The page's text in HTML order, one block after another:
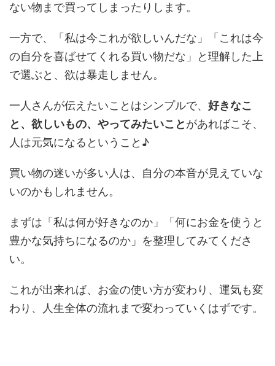
ない物まで買ってしまったりします。
一方で、「私は今これが欲しいんだな」「これは今
の自分を喜ばせてくれる買い物だな」と理解した上
で選ぶと、欲は暴走しません。
一人さんが伝えたいことはシンプルで、 好きなこ
と、欲しいもの、やってみたいことがあればこそ、
人は元気になるということ♪
買い物の迷いが多い人は、自分の本音が見えていな
いのかもしれません。
まずは「私は何が好きなのか」「何にお金を使うと
豊かな気持ちになるのか」を整理してみてくださ
い。
これが出来れば、お金の使い方が変わり、運気も変
わり、人生全体の流れまで変わっていくはずです。